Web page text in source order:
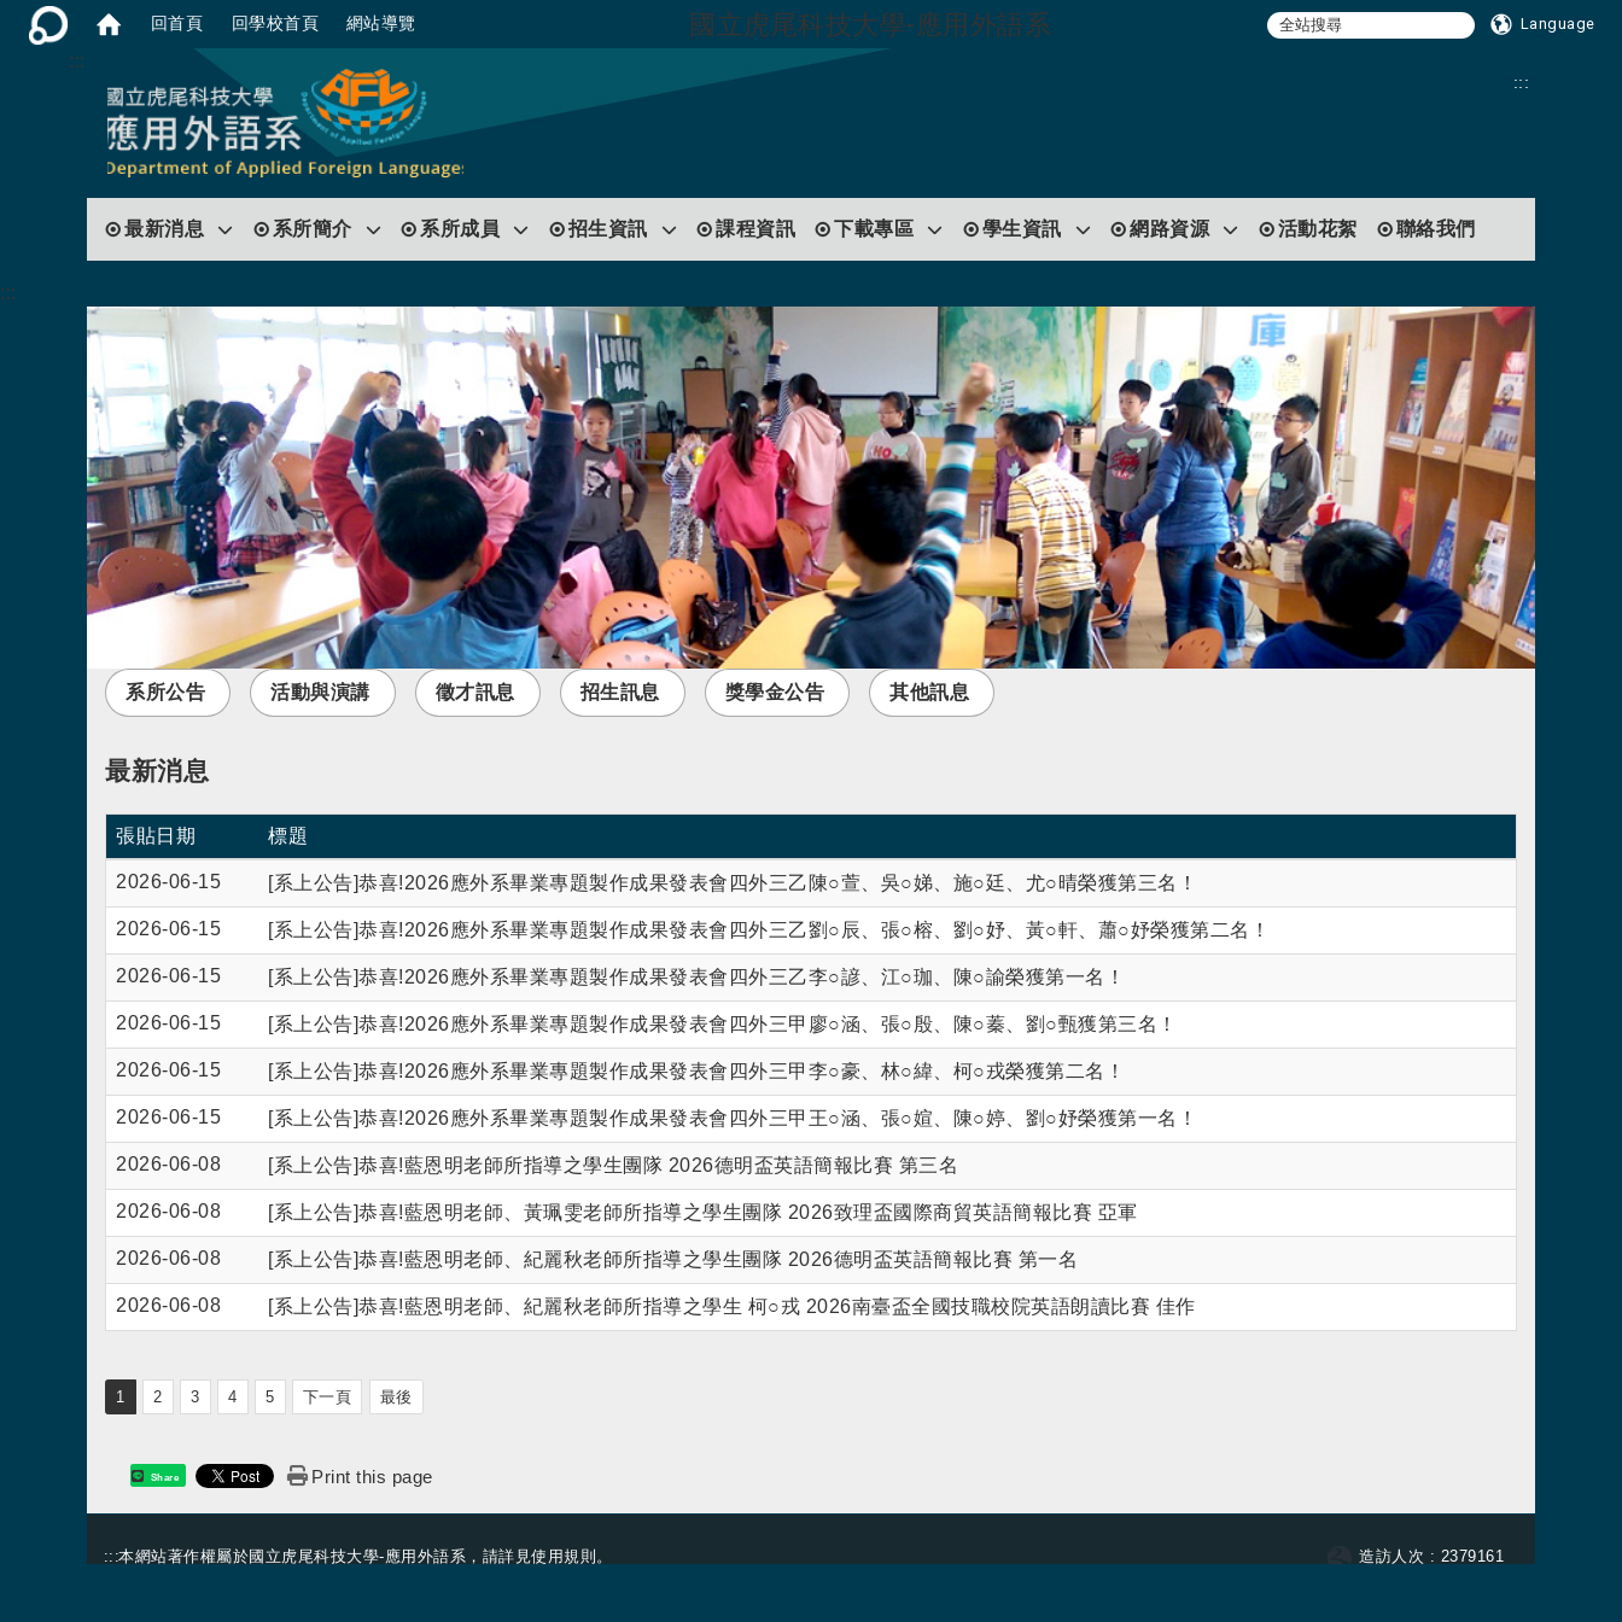
回首頁 回學校首頁 網站導覽 國立虎尾科技大學-應用外語系 Language
跳到主要內容 :::
:::
最新消息 系所簡介 系所成員 招生資訊 課程資訊 下載專區 學生資訊 網路資源 活動花絮 聯絡我們
:::
系所公告 活動與演講 徵才訊息 招生訊息 獎學金公告 其他訊息
最新消息
張貼日期 標題
2026-06-15 [系上公告]恭喜!2026應外系畢業專題製作成果發表會四外三乙陳○萱、吳○娣、施○廷、尤○晴榮獲第三名！
2026-06-15 [系上公告]恭喜!2026應外系畢業專題製作成果發表會四外三乙劉○辰、張○榕、劉○妤、黃○軒、蕭○妤榮獲第二名！
2026-06-15 [系上公告]恭喜!2026應外系畢業專題製作成果發表會四外三乙李○諺、江○珈、陳○諭榮獲第一名！
2026-06-15 [系上公告]恭喜!2026應外系畢業專題製作成果發表會四外三甲廖○涵、張○殷、陳○蓁、劉○甄獲第三名！
2026-06-15 [系上公告]恭喜!2026應外系畢業專題製作成果發表會四外三甲李○豪、林○緯、柯○戎榮獲第二名！
2026-06-15 [系上公告]恭喜!2026應外系畢業專題製作成果發表會四外三甲王○涵、張○媗、陳○婷、劉○妤榮獲第一名！
2026-06-08 [系上公告]恭喜!藍恩明老師所指導之學生團隊 2026德明盃英語簡報比賽 第三名
2026-06-08 [系上公告]恭喜!藍恩明老師、黃珮雯老師所指導之學生團隊 2026致理盃國際商貿英語簡報比賽 亞軍
2026-06-08 [系上公告]恭喜!藍恩明老師、紀麗秋老師所指導之學生團隊 2026德明盃英語簡報比賽 第一名
2026-06-08 [系上公告]恭喜!藍恩明老師、紀麗秋老師所指導之學生 柯○戎 2026南臺盃全國技職校院英語朗讀比賽 佳作
1 2 3 4 5 下一頁 最後
Share Print this page
:::本網站著作權屬於國立虎尾科技大學-應用外語系，請詳見使用規則 。
連結
造訪人次 : 2379161